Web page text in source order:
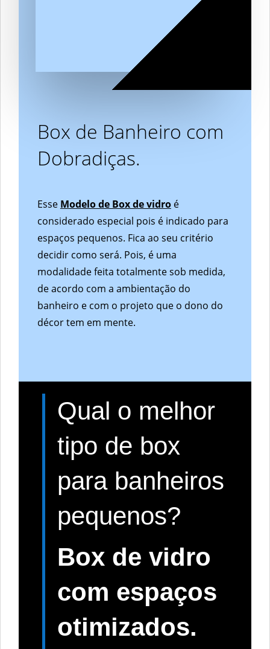
Box de Banheiro com
Dobradiças.
Esse Modelo de Box de vidroé
considerado especial pois é indicado para
espaços pequenos. Fica ao seu critério
decidir como será. Pois, é uma
modalidade feita totalmente sob medida,
de acordo com a ambientação do
banheiro e com o projeto que o dono do
décor tem em mente.
Qual o melhor
tipo de box
para banheiros
pequenos?
Box de vidro
com espaços
otimizados.